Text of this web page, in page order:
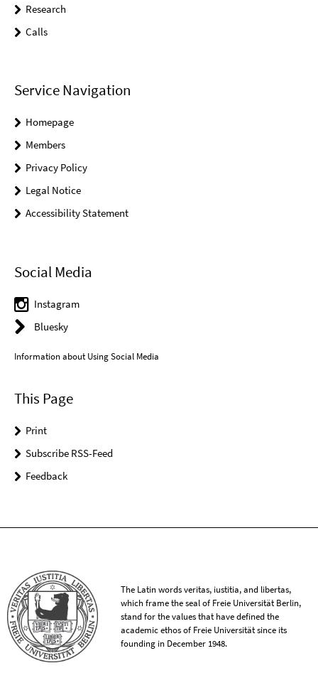
Research
Calls
Service Navigation
Homepage
Members
Privacy Policy
Legal Notice
Accessibility Statement
Social Media
Instagram
Bluesky
Information about Using Social Media
This Page
Print
Subscribe RSS-Feed
Feedback
The Latin words veritas, iustitia, and libertas,
which frame the seal of Freie Universität Berlin,
stand for the values that have defined the
academic ethos of Freie Universität since its
founding in December 1948.